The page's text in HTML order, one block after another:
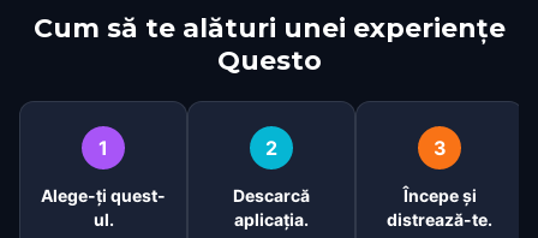
Cum să te alături unei experiențe
Questo
1
Alege-ți quest-
ul.
2
Descarcă
aplicația.
3
Începe și
distrează-te.